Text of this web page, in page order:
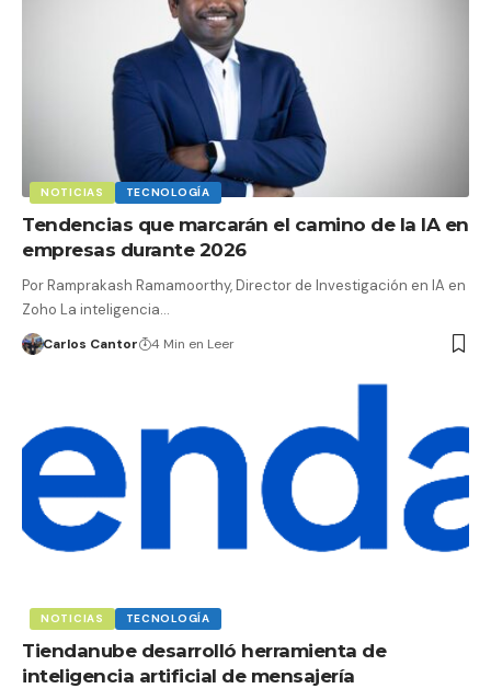
NOTICIAS TECNOLOGÍA
Tendencias que marcarán el camino de la IA en
empresas durante 2026
Por Ramprakash Ramamoorthy, Director de Investigación en IA en
Zoho La inteligencia…
Carlos Cantor 4 Min en Leer
NOTICIAS TECNOLOGÍA
Tiendanube desarrolló herramienta de
inteligencia artificial de mensajería